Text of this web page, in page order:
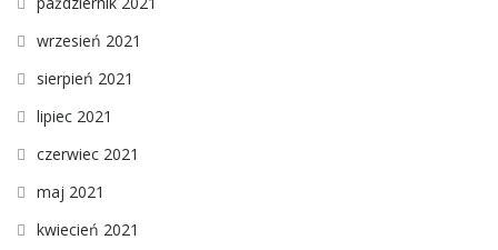
wrzesień 2021
sierpień 2021
lipiec 2021
czerwiec 2021
maj 2021
kwiecień 2021